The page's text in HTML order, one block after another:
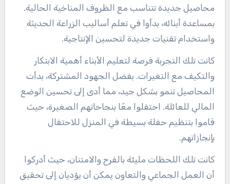
محاصيل جديدة تتناسب مع الظروف المناخية الحالية.
بمساعدة أبنائه، بدأوا في تعلم أساليب الزراعة الحديثة
واستخدام تقنيات جديدة لتحسين الإنتاجية.
كانت تلك التجربة فرصة لتعليم الأبناء أهمية الابتكار
والتكيف مع التغيرات. بفضل الجهود المشتركة، بدأت
المحاصيل تنمو بشكل جيد، مما أدى إلى تحسين الوضع
المالي للعائلة. احتفلوا معًا بنجاحاتهم الصغيرة، حيث
قاموا بتنظيم حفلة بسيطة في المنزل للاحتفال
بإنجازاتهم.
كانت تلك اللحظات مليئة بالفرح والامتنان، حيث أدركوا
أن العمل الجماعي والتعاون يمكن أن يؤديان إلى تحقيق